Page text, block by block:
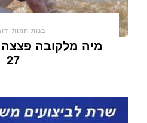
בנות חמות
מיה מלקובה פצצה
27